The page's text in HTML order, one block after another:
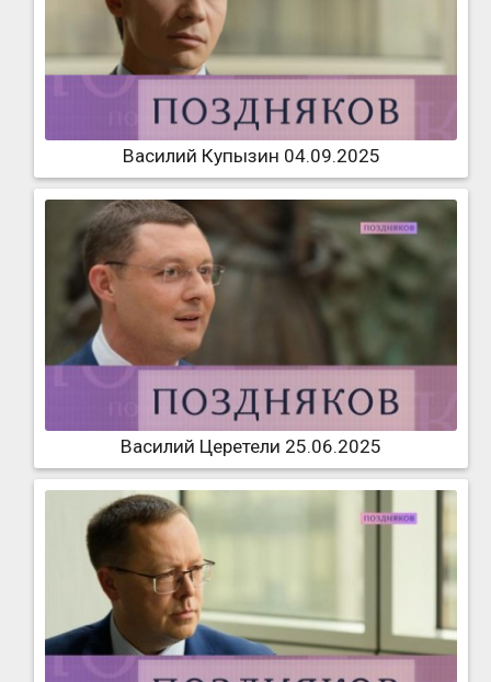
Василий Купызин 04.09.2025
Василий Церетели 25.06.2025